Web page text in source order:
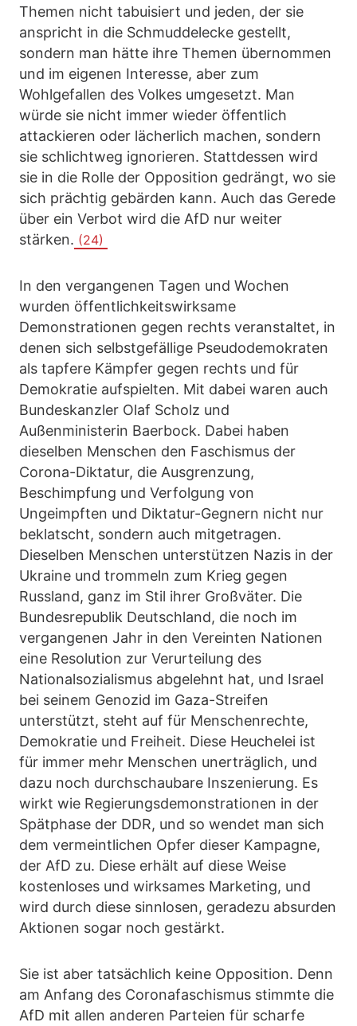
Themen nicht tabuisiert und jeden, der sie
anspricht in die Schmuddelecke gestellt,
sondern man hätte ihre Themen übernommen
und im eigenen Interesse, aber zum
Wohlgefallen des Volkes umgesetzt. Man
würde sie nicht immer wieder öffentlich
attackieren oder lächerlich machen, sondern
sie schlichtweg ignorieren. Stattdessen wird
sie in die Rolle der Opposition gedrängt, wo sie
sich prächtig gebärden kann. Auch das Gerede
über ein Verbot wird die AfD nur weiter
stärken. (24)
In den vergangenen Tagen und Wochen
wurden öffentlichkeitswirksame
Demonstrationen gegen rechts veranstaltet, in
denen sich selbstgefällige Pseudodemokraten
als tapfere Kämpfer gegen rechts und für
Demokratie aufspielten. Mit dabei waren auch
Bundeskanzler Olaf Scholz und
Außenministerin Baerbock. Dabei haben
dieselben Menschen den Faschismus der
Corona-Diktatur, die Ausgrenzung,
Beschimpfung und Verfolgung von
Ungeimpften und Diktatur-Gegnern nicht nur
beklatscht, sondern auch mitgetragen.
Dieselben Menschen unterstützen Nazis in der
Ukraine und trommeln zum Krieg gegen
Russland, ganz im Stil ihrer Großväter. Die
Bundesrepublik Deutschland, die noch im
vergangenen Jahr in den Vereinten Nationen
eine Resolution zur Verurteilung des
Nationalsozialismus abgelehnt hat, und Israel
bei seinem Genozid im Gaza-Streifen
unterstützt, steht auf für Menschenrechte,
Demokratie und Freiheit. Diese Heuchelei ist
für immer mehr Menschen unerträglich, und
dazu noch durchschaubare Inszenierung. Es
wirkt wie Regierungsdemonstrationen in der
Spätphase der DDR, und so wendet man sich
dem vermeintlichen Opfer dieser Kampagne,
der AfD zu. Diese erhält auf diese Weise
kostenloses und wirksames Marketing, und
wird durch diese sinnlosen, geradezu absurden
Aktionen sogar noch gestärkt.
Sie ist aber tatsächlich keine Opposition. Denn
am Anfang des Coronafaschismus stimmte die
AfD mit allen anderen Parteien für scharfe